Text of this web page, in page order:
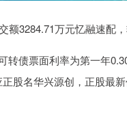
3284.71万元忆融速配，
转债票面利率为第一年
股名华兴源创，正股最
深证成指